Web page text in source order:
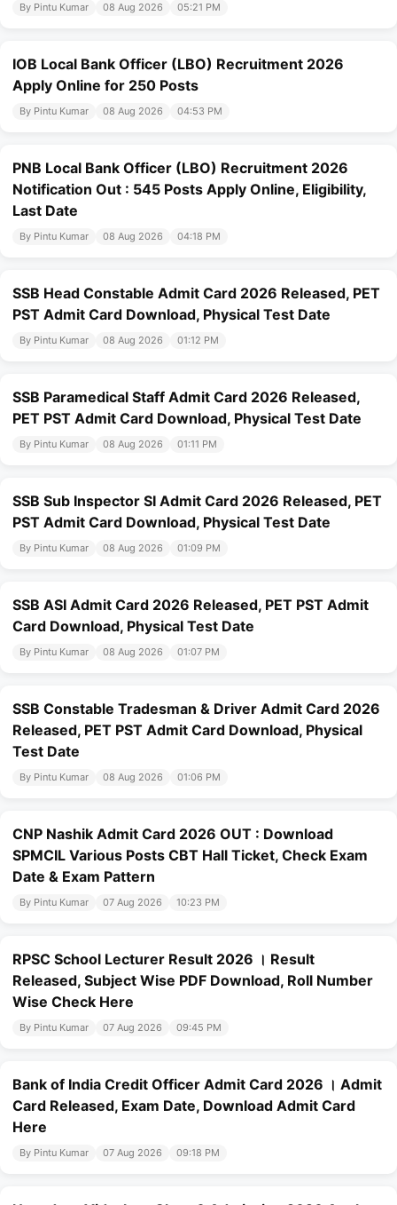
By Pintu Kumar 08 Aug 2026 05:21 PM
IOB Local Bank Officer (LBO) Recruitment 2026
Apply Online for 250 Posts
By Pintu Kumar 08 Aug 2026 04:53 PM
PNB Local Bank Officer (LBO) Recruitment 2026
Notification Out : 545 Posts Apply Online, Eligibility,
Last Date
By Pintu Kumar 08 Aug 2026 04:18 PM
SSB Head Constable Admit Card 2026 Released, PET
PST Admit Card Download, Physical Test Date
By Pintu Kumar 08 Aug 2026 01:12 PM
SSB Paramedical Staff Admit Card 2026 Released,
PET PST Admit Card Download, Physical Test Date
By Pintu Kumar 08 Aug 2026 01:11 PM
SSB Sub Inspector SI Admit Card 2026 Released, PET
PST Admit Card Download, Physical Test Date
By Pintu Kumar 08 Aug 2026 01:09 PM
SSB ASI Admit Card 2026 Released, PET PST Admit
Card Download, Physical Test Date
By Pintu Kumar 08 Aug 2026 01:07 PM
SSB Constable Tradesman & Driver Admit Card 2026
Released, PET PST Admit Card Download, Physical
Test Date
By Pintu Kumar 08 Aug 2026 01:06 PM
CNP Nashik Admit Card 2026 OUT : Download
SPMCIL Various Posts CBT Hall Ticket, Check Exam
Date & Exam Pattern
By Pintu Kumar 07 Aug 2026 10:23 PM
RPSC School Lecturer Result 2026 । Result
Released, Subject Wise PDF Download, Roll Number
Wise Check Here
By Pintu Kumar 07 Aug 2026 09:45 PM
Bank of India Credit Officer Admit Card 2026 । Admit
Card Released, Exam Date, Download Admit Card
Here
By Pintu Kumar 07 Aug 2026 09:18 PM